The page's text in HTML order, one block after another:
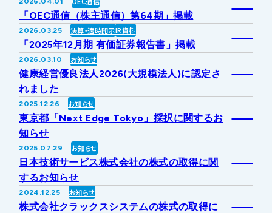
協業・パートナー募集
採用情報
新しい取り組み
IRカレンダー
個人投資家の皆様へ
IR方針・免責事項
For Overseas
公式 広報
「OEC通信（株主通信）第64期」掲載
2026.03.25 決算・適時開示IR資料
「2025年12月期 有価証券報告書」掲載
2026.03.10 お知らせ
健康経営優良法人2026(大規模法人)に認定さ
れました
2025.12.26 お知らせ
東京都「Next Edge Tokyo」採択に関するお
知らせ
2025.07.29 お知らせ
日本技術サービス株式会社の株式の取得に関
するお知らせ
2024.12.25 お知らせ
株式会社クラックスシステムの株式の取得に